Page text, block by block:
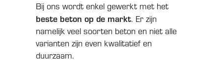
Bij ons wordt enkel gewerkt met het
beste beton op de markt. Er zijn
namelijk veel soorten beton en niet alle
varianten zijn even kwalitatief en
duurzaam.